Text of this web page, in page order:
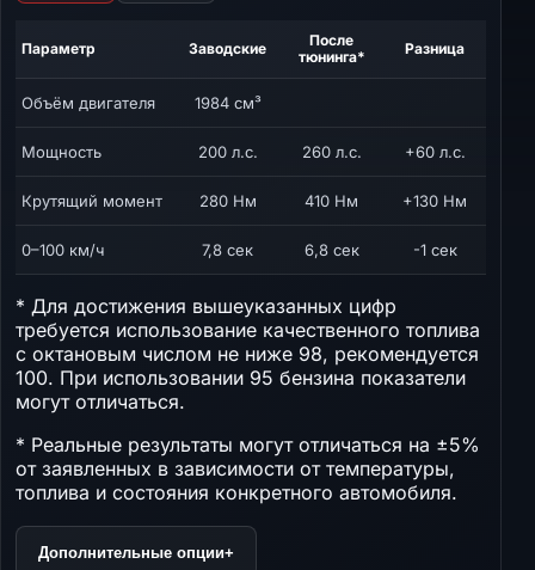
Параметр Заводские
После
тюнинга*
Разница
Объём двигателя 1984 см³
Мощность 200 л.с. 260 л.с. +60 л.с.
Крутящий момент 280 Нм 410 Нм +130 Нм
0–100 км/ч 7,8 сек 6,8 сек -1 сек
* Для достижения вышеуказанных цифр
требуется использование качественного топлива
с октановым числом не ниже 98, рекомендуется
100. При использовании 95 бензина показатели
могут отличаться.
* Реальные результаты могут отличаться на ±5%
от заявленных в зависимости от температуры,
топлива и состояния конкретного автомобиля.
Дополнительные опции+